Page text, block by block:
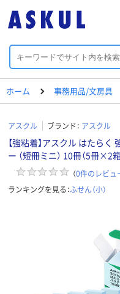
ホーム 事務用品/文房具
アスクル ブランド： アスクル
【強粘着】アスクル はたら
ー （短冊ミニ） 10冊（5冊×2
（0件のレビュ
ランキングを見る：ふせん（小）